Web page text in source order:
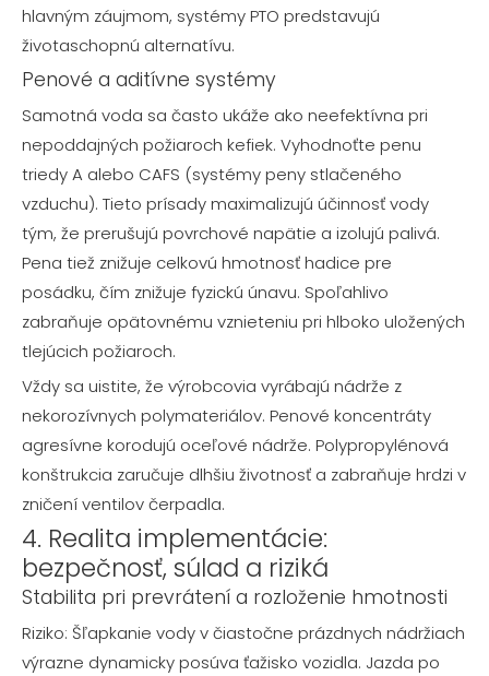
hlavným záujmom, systémy PTO predstavujú
životaschopnú alternatívu.
Penové a aditívne systémy
Samotná voda sa často ukáže ako neefektívna pri
nepoddajných požiaroch kefiek. Vyhodnoťte penu
triedy A alebo CAFS (systémy peny stlačeného
vzduchu). Tieto prísady maximalizujú účinnosť vody
tým, že prerušujú povrchové napätie a izolujú palivá.
Pena tiež znižuje celkovú hmotnosť hadice pre
posádku, čím znižuje fyzickú únavu. Spoľahlivo
zabraňuje opätovnému vznieteniu pri hlboko uložených
tlejúcich požiaroch.
Vždy sa uistite, že výrobcovia vyrábajú nádrže z
nekorozívnych polymateriálov. Penové koncentráty
agresívne korodujú oceľové nádrže. Polypropylénová
konštrukcia zaručuje dlhšiu životnosť a zabraňuje hrdzi v
zničení ventilov čerpadla.
4. Realita implementácie:
bezpečnosť, súlad a riziká
Stabilita pri prevrátení a rozloženie hmotnosti
Riziko: Šľapkanie vody v čiastočne prázdnych nádržiach
výrazne dynamicky posúva ťažisko vozidla. Jazda po